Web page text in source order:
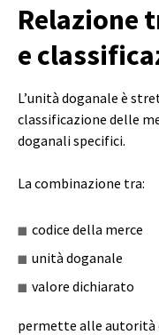
Relazione
e
L’unità doganale è
classificazione delle
doganali specifici.
La combinazione tra:
codice della merce
unità doganale
valore dichiarato
permette alle